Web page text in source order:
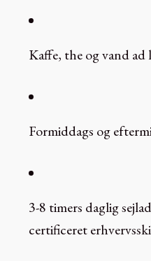
Kaffe, the og vand ad
Formiddags og
3-8 timers daglig
certificeret